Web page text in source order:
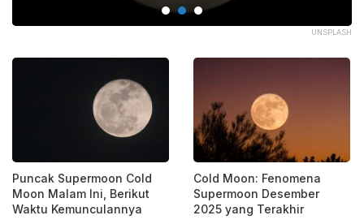
UNSPLASH
Puncak Supermoon Cold
Moon Malam Ini, Berikut
Waktu Kemunculannya
Cold Moon: Fenomena
Supermoon Desember
2025 yang Terakhir